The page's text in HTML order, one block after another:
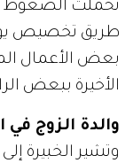
تحملت الضغوط
طريق تخصيص
بعض الأعمال
الأخيرة ببعض
والدة الزوج في
وتشير الخبيرة